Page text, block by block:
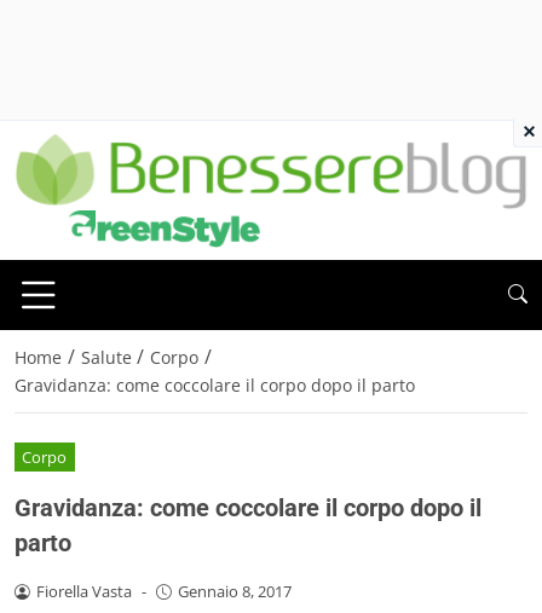
Home / Salute / Corpo /
Gravidanza: come coccolare il corpo dopo il parto
Corpo
Gravidanza: come coccolare il corpo dopo il
parto
Fiorella Vasta - Gennaio 8, 2017
×